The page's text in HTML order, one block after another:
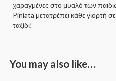
χαραγμένες στο μυαλό των
Piniata μετατρέπει κάθε γιορτή
ταξίδι!
You may also like…